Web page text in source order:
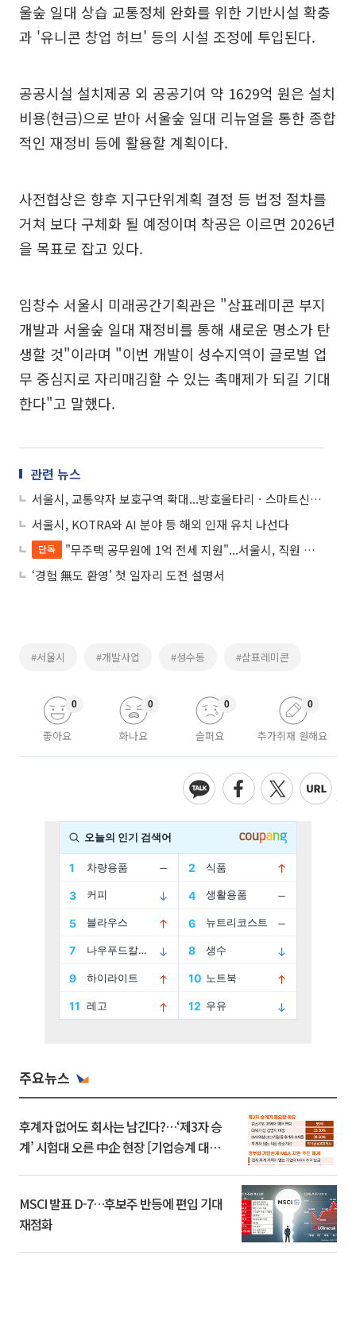
울숲 일대 상습 교통정체 완화를 위한 기반시설 확충
과 '유니콘 창업 허브' 등의 시설 조정에 투입된다.
공공시설 설치제공 외 공공기여 약 1629억 원은 설치
비용(현금)으로 받아 서울숲 일대 리뉴얼을 통한 종합
적인 재정비 등에 활용할 계획이다.
사전협상은 향후 지구단위계획 결정 등 법정 절차를
거쳐 보다 구체화 될 예정이며 착공은 이르면 2026년
을 목표로 잡고 있다.
임창수 서울시 미래공간기획관은 "삼표레미콘 부지
개발과 서울숲 일대 재정비를 통해 새로운 명소가 탄
생할 것"이라며 "이번 개발이 성수지역이 글로벌 업
무 중심지로 자리매김할 수 있는 촉매제가 되길 기대
한다"고 말했다.
관련 뉴스
서울시, 교통약자 보호구역 확대...방호울타리ㆍ스마트신호등 설치
서울시, KOTRA와 AI 분야 등 해외 인재 유치 나선다
단독
"무주택 공무원에 1억 전세 지원"...서울시, 직원 복지 강화
‘경험 無도 환영’ 첫 일자리 도전 설명서
#서울시 #개발사업 #성수동 #삼표레미콘
좋아요
0
화나요
0
슬퍼요
0
추가취재 원해요
0
주요뉴스
후계자 없어도 회사는 남긴다?…‘제3자 승
계’ 시험대 오른 中企 현장 [기업승계 대전
MSCI 발표 D-7…후보주 반등에 편입 기대
재점화